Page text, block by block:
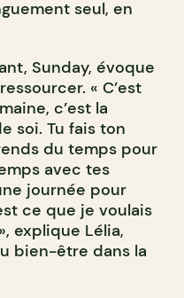
seul, en
Sunday, évoque
« C’est
c’est la
soi. Tu fais ton
du temps pour
avec tes
journée pour
ce que je voulais
explique Lélia,
bien-être dans la